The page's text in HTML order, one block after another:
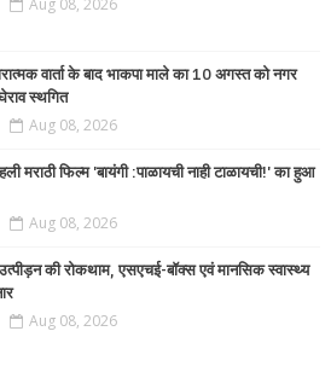
Aug 08, 2026
वार्ता के बाद भाकपा माले का 10 अगस्त को नगर
स्थगित
Aug 08, 2026
मराठी फिल्म 'बायंगी :पाळायची नाही टाळायची!' का हुआ
Aug 08, 2026
की रोकथाम, एसएचई-बॉक्स एवं मानसिक स्वास्थ्य
Aug 08, 2026